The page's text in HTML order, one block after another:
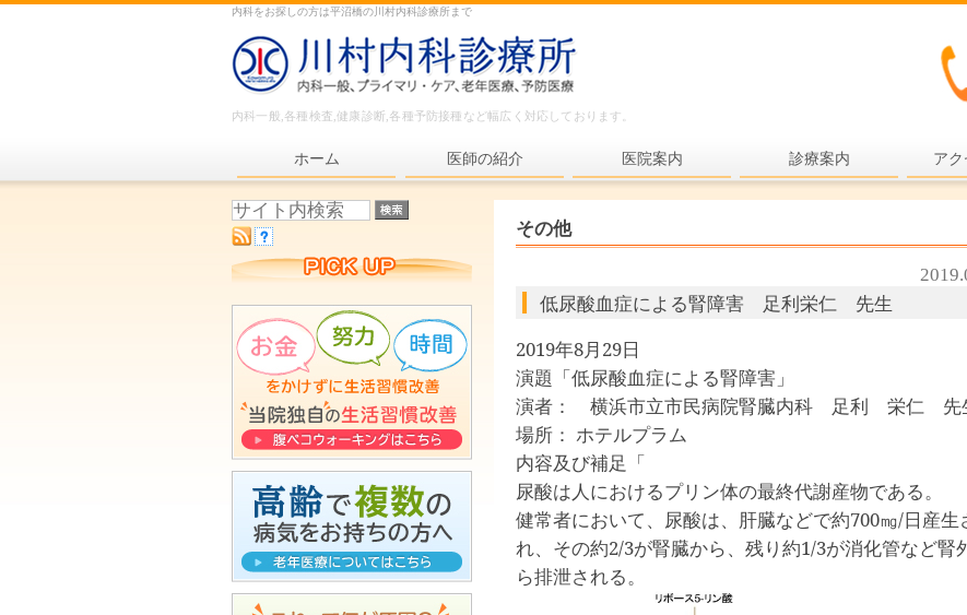
内科をお探しの方は平沼橋の川村内科診療所まで
内科一般,各種検査,健康診断,各種予防接種など幅広く対応しております。
ホーム 医師の紹介 医院案内 診療案内
内科一般
各種検査
プライマリ・ケア
老年医療
腹ペコウォーキング
アク
その他
低尿酸血症による腎障害 足利栄仁 先生
2019年8月29日
演題「低尿酸血症による腎障害」
演者： 横浜市立市民病院腎臓内科 足利 栄仁 先
場所： ホテルプラム
内容及び補足「
尿酸は人におけるプリン体の最終代謝産物である。
健常者において、尿酸は、肝臓などで約700㎎/日産生
れ、その約2/3が腎臓から、残り約1/3が消化管など腎
ら排泄される。